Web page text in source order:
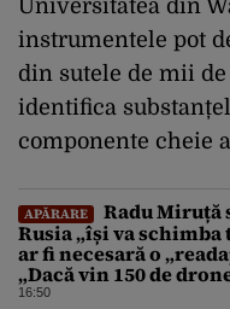
Universitatea din
instrumentele pot
din sutele de mii de
identifica
componente cheie
APĂRARE
Radu Miruță
Rusia „își va schimba
ar fi necesară o
„Dacă vin 150 de
suntem pe timp de
16:50